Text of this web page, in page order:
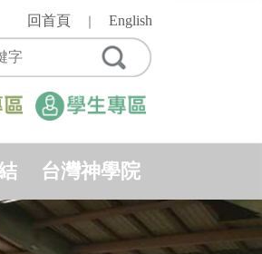
回首頁 ｜English
台灣神學院